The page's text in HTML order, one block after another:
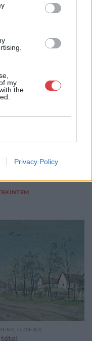
my
the
Privacy Policy
GRAFIKA
(1916-): "Sződ",
GRAFIKA